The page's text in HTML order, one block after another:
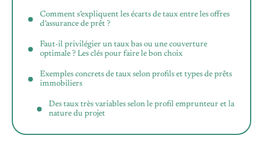
Comment s’expliquent les écarts de taux entre les offres
d’assurance de prêt ?
Faut-il privilégier un taux bas ou une couverture
optimale ? Les clés pour faire le bon choix
Exemples concrets de taux selon profils et types de prêts
immobiliers
Des taux très variables selon le profil emprunteur et la
nature du projet